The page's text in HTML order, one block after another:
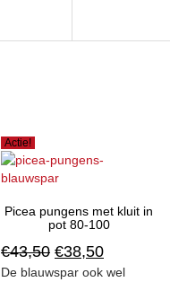
Actie!
Picea pungens met kluit in
pot 80-100
€43,50 €38,50
De blauwspar ook wel